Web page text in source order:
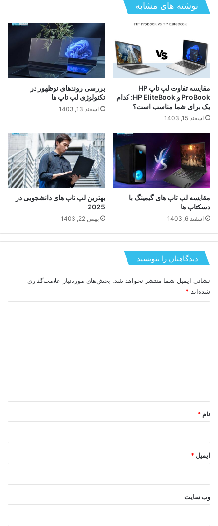
بهترین لپتاپ های برنامه نویسی با قیمت و
کدنویسی سریع تر و به صرفه تر است؟
نوشته های مشابه
مقایسه تفاوت لپ تاپ HP
ProBook و HP EliteBook: کدام
یک برای شما مناسب است؟
اسفند 15, 1403
بررسی روندهای نوظهور در
تکنولوژی لپ تاپ ها
اسفند 13, 1403
مقایسه لپ تاپ های گیمینگ با
دسکتاپ ها
اسفند 6, 1403
بهترین لپ تاپ های دانشجویی در
2025
بهمن 22, 1403
دیدگاهتان را بنویسید
نشانی ایمیل شما منتشر نخواهد شد. بخش‌های موردنیاز علامت‌گذاری
شده‌اند *
نام *
ایمیل *
وب‌ سایت